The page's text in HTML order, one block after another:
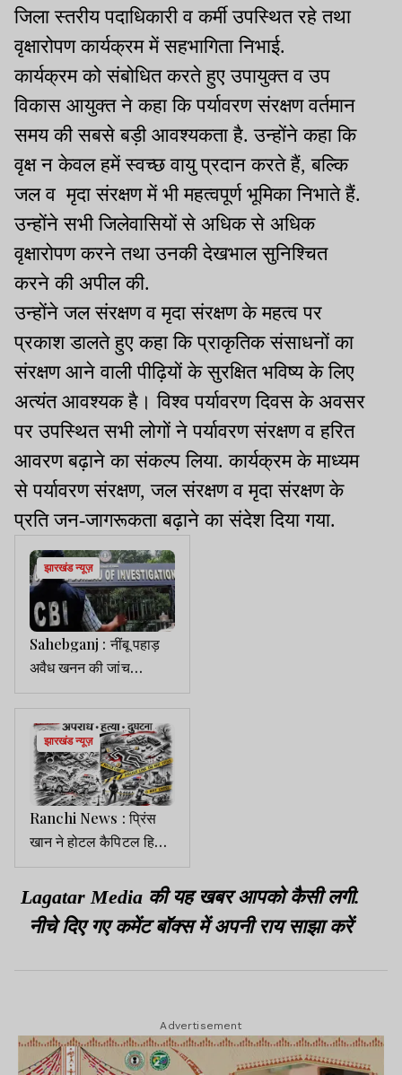
जिला स्तरीय पदाधिकारी व कर्मी उपस्थित रहे तथा
वृक्षारोपण कार्यक्रम में सहभागिता निभाई.
कार्यक्रम को संबोधित करते हुए उपायुक्त व उप
विकास आयुक्त ने कहा कि पर्यावरण संरक्षण वर्तमान
समय की सबसे बड़ी आवश्यकता है. उन्होंने कहा कि
वृक्ष न केवल हमें स्वच्छ वायु प्रदान करते हैं, बल्कि
जल व मृदा संरक्षण में भी महत्वपूर्ण भूमिका निभाते हैं.
उन्होंने सभी जिलेवासियों से अधिक से अधिक
वृक्षारोपण करने तथा उनकी देखभाल सुनिश्चित
करने की अपील की.
उन्होंने जल संरक्षण व मृदा संरक्षण के महत्व पर
प्रकाश डालते हुए कहा कि प्राकृतिक संसाधनों का
संरक्षण आने वाली पीढ़ियों के सुरक्षित भविष्य के लिए
अत्यंत आवश्यक है। विश्व पर्यावरण दिवस के अवसर
पर उपस्थित सभी लोगों ने पर्यावरण संरक्षण व हरित
आवरण बढ़ाने का संकल्प लिया. कार्यक्रम के माध्यम
से पर्यावरण संरक्षण, जल संरक्षण व मृदा संरक्षण के
प्रति जन-जागरूकता बढ़ाने का संदेश दिया गया.
झारखंड न्यूज़
Sahebganj : नींबू पहाड़
अवैध खनन की जांच
सीबीआई रांची से दिल्ली
ट्रांसफर
झारखंड न्यूज़
Ranchi News : प्रिंस
खान ने होटल कैपिटल हिल
के मालिक से मांगी एक करोड़
Lagatar Media की यह खबर आपको कैसी लगी.
नीचे दिए गए कमेंट बॉक्स में अपनी राय साझा करें
Advertisement